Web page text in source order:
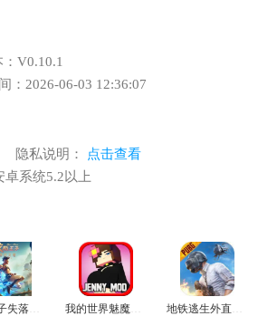
：V0.10.1
：2026-06-03 12:36:07
隐私说明：
点击查看
系统5.2以上